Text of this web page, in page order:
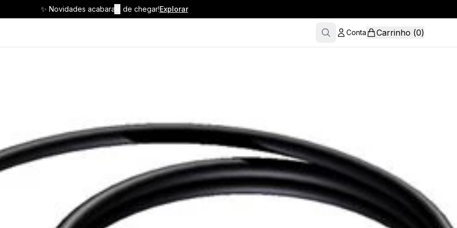
✨ Novidades acabaram de chegar!Explorar
Conta Carrinho (0)